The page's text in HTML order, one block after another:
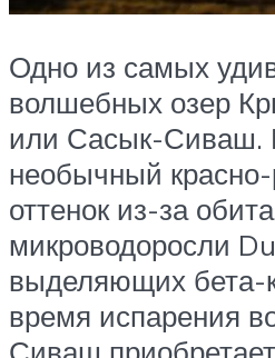
Одно из самых
волшебных озер
или Сасык-Сиваш.
необычный
оттенок из-за
микроводоросли
выделяющих бета-
время испарения